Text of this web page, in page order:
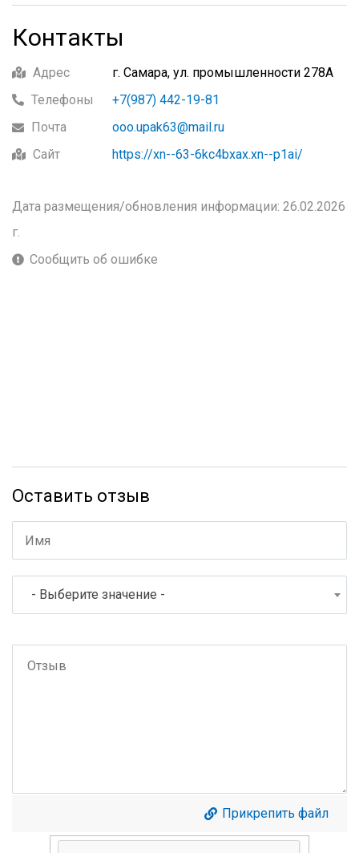
Контакты
Адрес
г. Самара, ул. промышленности 278А
Телефоны
+7(987) 442-19-81
Почта
ooo.upak63@mail.ru
Сайт
https://xn--63-6kc4bxax.xn--p1ai/
Дата размещения/обновления информации: 26.02.2026
г.
Сообщить об ошибке
Оставить отзыв
- Выберите значение -
Прикрепить файл